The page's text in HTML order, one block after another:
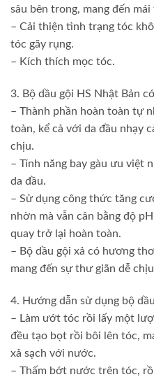
sâu bên trong, mang đến
– Cải thiện tình trạng tóc
tóc gãy rụng.
– Kích thích mọc tóc.
3. Bộ dầu gội HS Nhật Bản
– Thành phần hoàn toàn tự
toàn, kể cả với da đầu nhạy
chịu.
– Tính năng bay gàu ưu việt
da đầu.
– Sử dụng công thức tăng
nhờn mà vẫn cân bằng độ
quay trở lại hoàn toàn.
– Bộ dầu gội xả có hương
mang đến sự thư giãn dễ
4. Hướng dẫn sử dụng bộ
– Làm ướt tóc rồi lấy một
đều tạo bọt rồi bôi lên tóc,
xả sạch với nước.
– Thấm bớt nước trên tóc,